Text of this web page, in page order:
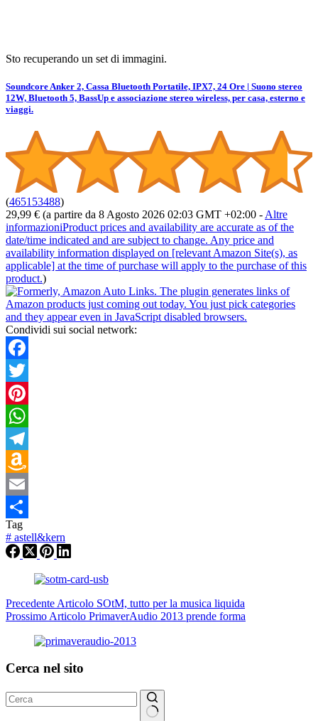
Sto recuperando un set di immagini.
Soundcore Anker 2, Cassa Bluetooth Portatile, IPX7, 24 Ore | Suono stereo
12W, Bluetooth 5, BassUp e associazione stereo wireless, per casa, esterno e
viaggi.
(465153488)
29,99 € (a partire da 8 Agosto 2026 02:03 GMT +02:00 - Altre
informazioniProduct prices and availability are accurate as of the
date/time indicated and are subject to change. Any price and
availability information displayed on [relevant Amazon Site(s), as
applicable] at the time of purchase will apply to the purchase of this
product.)
Condividi sui social network:
Facebook
Twitter
Pinterest
WhatsApp
Telegram
Amazon
Wish
List
Email
Condividi
Tag
# astell&kern
Precedente Articolo SOtM, tutto per la musica liquida
Prossimo Articolo PrimaverAudio 2013 prende forma
Cerca nel sito